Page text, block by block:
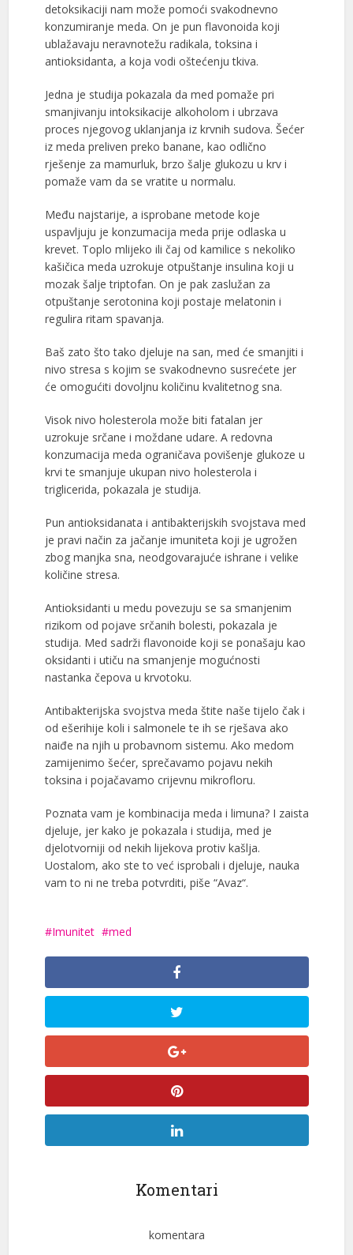
detoksikaciji nam može pomoći svakodnevno
konzumiranje meda. On je pun flavonoida koji
ublažavaju neravnotežu radikala, toksina i
antioksidanta, a koja vodi oštećenju tkiva.
Jedna je studija pokazala da med pomaže pri
smanjivanju intoksikacije alkoholom i ubrzava
proces njegovog uklanjanja iz krvnih sudova. Šećer
iz meda preliven preko banane, kao odlično
rješenje za mamurluk, brzo šalje glukozu u krv i
pomaže vam da se vratite u normalu.
Među najstarije, a isprobane metode koje
uspavljuju je konzumacija meda prije odlaska u
krevet. Toplo mlijeko ili čaj od kamilice s nekoliko
kašičica meda uzrokuje otpuštanje insulina koji u
mozak šalje triptofan. On je pak zaslužan za
otpuštanje serotonina koji postaje melatonin i
regulira ritam spavanja.
Baš zato što tako djeluje na san, med će smanjiti i
nivo stresa s kojim se svakodnevno susrećete jer
će omogućiti dovoljnu količinu kvalitetnog sna.
Visok nivo holesterola može biti fatalan jer
uzrokuje srčane i moždane udare. A redovna
konzumacija meda ograničava povišenje glukoze u
krvi te smanjuje ukupan nivo holesterola i
triglicerida, pokazala je studija.
Pun antioksidanata i antibakterijskih svojstava med
je pravi način za jačanje imuniteta koji je ugrožen
zbog manjka sna, neodgovarajuće ishrane i velike
količine stresa.
Antioksidanti u medu povezuju se sa smanjenim
rizikom od pojave srčanih bolesti, pokazala je
studija. Med sadrži flavonoide koji se ponašaju kao
oksidanti i utiču na smanjenje mogućnosti
nastanka čepova u krvotoku.
Antibakterijska svojstva meda štite naše tijelo čak i
od ešerihije koli i salmonele te ih se rješava ako
naiđe na njih u probavnom sistemu. Ako medom
zamijenimo šećer, sprečavamo pojavu nekih
toksina i pojačavamo crijevnu mikrofloru.
Poznata vam je kombinacija meda i limuna? I zaista
djeluje, jer kako je pokazala i studija, med je
djelotvorniji od nekih lijekova protiv kašlja.
Uostalom, ako ste to već isprobali i djeluje, nauka
vam to ni ne treba potvrditi, piše “Avaz“.
Imunitet med
Komentari
komentara